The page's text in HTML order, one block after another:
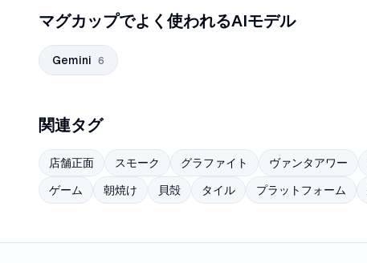
マグカップでよく使われるAIモデル
Gemini 6
関連タグ
店舗正面 スモーク グラファイト ヴァンタアワー
ゲーム
朝焼け 貝殻 タイル プラットフォーム